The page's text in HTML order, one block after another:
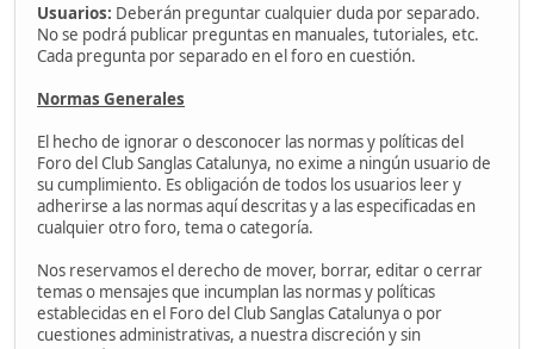
Usuarios: Deberán preguntar cualquier duda por separado.
No se podrá publicar preguntas en manuales, tutoriales, etc.
Cada pregunta por separado en el foro en cuestión.
Normas Generales
El hecho de ignorar o desconocer las normas y políticas del
Foro del Club Sanglas Catalunya, no exime a ningún usuario de
su cumplimiento. Es obligación de todos los usuarios leer y
adherirse a las normas aquí descritas y a las especificadas en
cualquier otro foro, tema o categoría.
Nos reservamos el derecho de mover, borrar, editar o cerrar
temas o mensajes que incumplan las normas y políticas
establecidas en el Foro del Club Sanglas Catalunya o por
cuestiones administrativas, a nuestra discreción y sin